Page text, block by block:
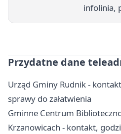
infolinia,
Przydatne dane
Urząd Gminy Rudnik -
sprawy do załatwienia
Gminne Centrum
Krzanowicach - kontakt,